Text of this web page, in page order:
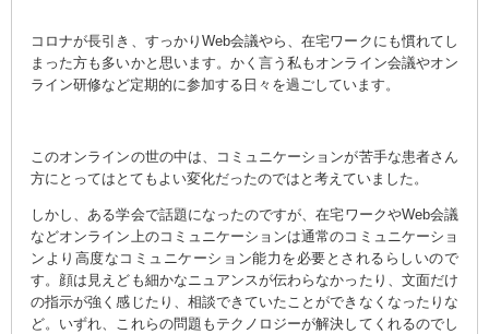
コロナが長引き、すっかりWeb会議やら、在宅ワークにも慣れてし
まった方も多いかと思います。かく言う私もオンライン会議やオン
ライン研修など定期的に参加する日々を過ごしています。
このオンラインの世の中は、コミュニケーションが苦手な患者さん
方にとってはとてもよい変化だったのではと考えていました。
しかし、ある学会で話題になったのですが、在宅ワークやWeb会議
などオンライン上のコミュニケーションは通常のコミュニケーショ
ンより高度なコミュニケーション能力を必要とされるらしいので
す。顔は見えども細かなニュアンスが伝わらなかったり、文面だけ
の指示が強く感じたり、相談できていたことができなくなったりな
ど。いずれ、これらの問題もテクノロジーが解決してくれるのでし